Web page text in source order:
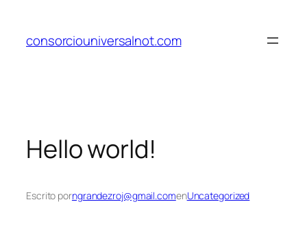
contenido
consorciouniversalnot.com
Hello world!
Escrito porngrandezroj@gmail.comenUncategorized